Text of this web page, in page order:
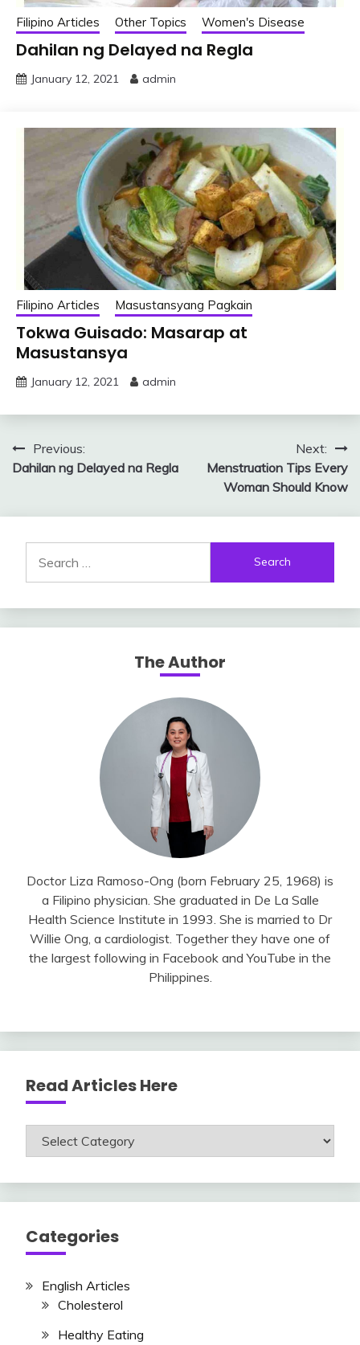
Filipino Articles Other Topics Women's Disease
Dahilan ng Delayed na Regla
January 12, 2021 admin
Filipino Articles Masustansyang Pagkain
Tokwa Guisado: Masarap at
Masustansya
January 12, 2021 admin
Post
navigation
Previous:
Dahilan ng Delayed na Regla
Next:
Menstruation Tips Every
Woman Should Know
for:
The Author
Doctor Liza Ramoso-Ong (born February 25, 1968) is
a Filipino physician. She graduated in De La Salle
Health Science Institute in 1993. She is married to Dr
Willie Ong, a cardiologist. Together they have one of
the largest following in Facebook and YouTube in the
Philippines.
Read Articles Here
Read
Categories
English Articles
Cholesterol
Healthy Eating